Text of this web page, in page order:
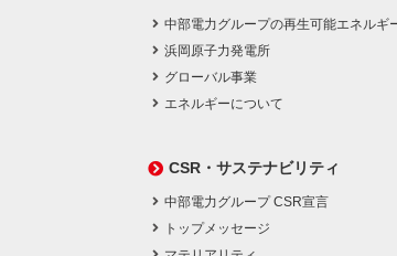
中部電力グループの再生可能エネルギ
浜岡原子力発電所
グローバル事業
エネルギーについて
CSR・サステナビリティ
中部電力グループ CSR宣言
トップメッセージ